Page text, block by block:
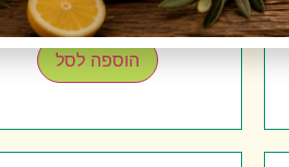
-
+
הוספה לסל